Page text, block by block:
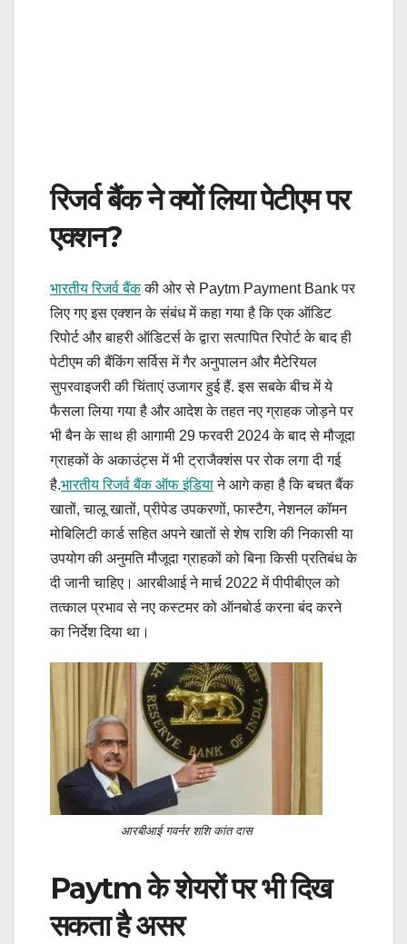
रिजर्व बैंक ने क्यों लिया पेटीएम पर
एक्शन?
भारतीय रिजर्व बैंककी ओर से Paytm Payment Bank पर
लिए गए इस एक्शन के संबंध में कहा गया है कि एक ऑडिट
रिपोर्ट और बाहरी ऑडिटर्स के द्वारा सत्पापित रिपोर्ट के बाद ही
पेटीएम की बैंकिंग सर्विस में गैर अनुपालन और मैटेरियल
सुपरवाइजरी की चिंताएं उजागर हुई हैं. इस सबके बीच में ये
फैसला लिया गया है और आदेश के तहत नए ग्राहक जोड़ने पर
भी बैन के साथ ही आगामी 29 फरवरी 2024 के बाद से मौजूदा
ग्राहकों के अकाउंट्स में भी ट्राजैक्शंस पर रोक लगा दी गई
है.भारतीय रिजर्व बैंक ऑफ इंडियाने आगे कहा है कि बचत बैंक
खातों, चालू खातों, प्रीपेड उपकरणों, फास्टैग, नेशनल कॉमन
मोबिलिटी कार्ड सहित अपने खातों से शेष राशि की निकासी या
उपयोग की अनुमति मौजूदा ग्राहकों को बिना किसी प्रतिबंध के
दी जानी चाहिए। आरबीआई ने मार्च 2022 में पीपीबीएल को
तत्काल प्रभाव से नए कस्टमर को ऑनबोर्ड करना बंद करने
का निर्देश दिया था।
आरबीआई गवर्नर शशि कांत दास
Paytm के शेयरों पर भी दिख
सकता है असर